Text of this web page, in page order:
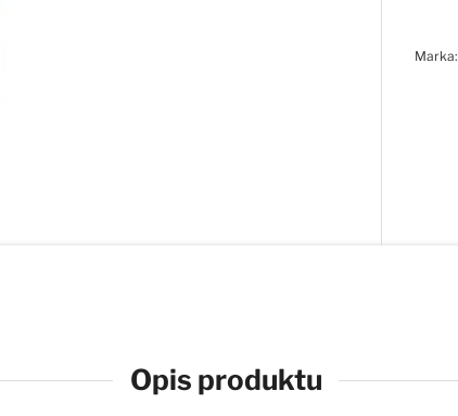
Marka:
Opis produktu